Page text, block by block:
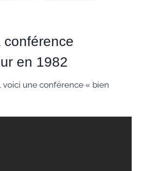
conférence
en 1982
voici une conférence « bien